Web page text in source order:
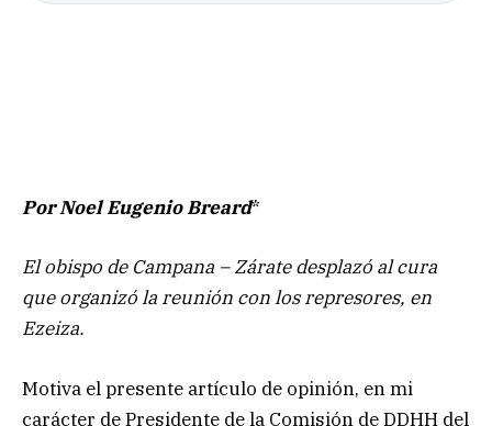
Por Noel Eugenio Breard*
El obispo de Campana – Zárate desplazó al cura
que organizó la reunión con los represores, en
Ezeiza.
Motiva el presente artículo de opinión, en mi
carácter de Presidente de la Comisión de DDHH del